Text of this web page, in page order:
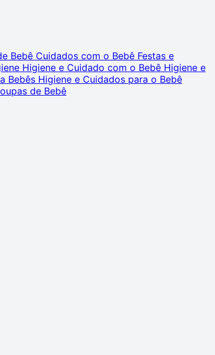
Bebê Cuidados com o Bebê Festas e
Higiene e Cuidado com o Bebê Higiene e
Bebês Higiene e Cuidados para o Bebê
de Bebê